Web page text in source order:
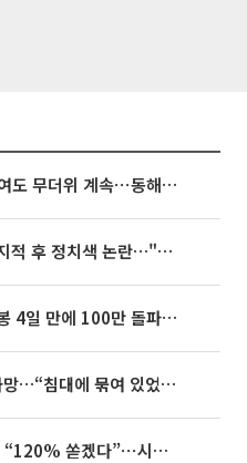
[내일 날씨] 폭염 한풀 꺾여도 무더위 계속⋯동해안 이틀 연속 비
김희철, '뒤집힌 태극기' 지적 후 정치색 논란…"좌우 떠나 우리나라 국기"
놀란 감독 '오디세이', 개봉 4일 만에 100만 돌파⋯'왕사남' 보다 빠르다
천안 교회서 11세 아동 사망…“침대에 묶여 있었다” 진술 확보
AT마드리드 ‘7번’ 이강인 “120% 쏟겠다”⋯시메오네 감독 “필요한 선수”